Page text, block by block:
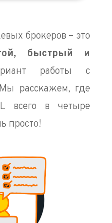
брокеров – это
, быстрый и
работы с
расскажем, где
всего в четыре
просто!